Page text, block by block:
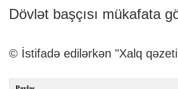
Dövlət başçısı mükafata
© İstifadə edilərkən "Xalq